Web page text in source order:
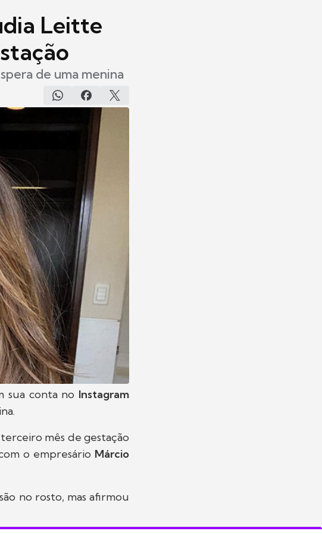
Leitte
de uma menina
sua conta no Instagram
mês de gestação
o empresário Márcio
no rosto, mas afirmou